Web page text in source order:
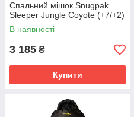
Спальний мішок Snugpak
Sleeper Jungle Coyote (+7/+2)
В наявності
3 185 ₴
Купити